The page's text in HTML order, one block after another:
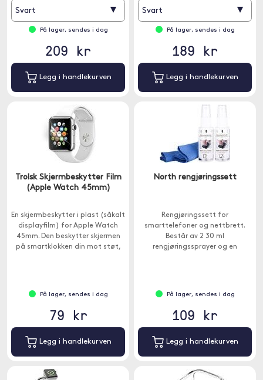
Svart ▾
På lager, sendes i dag
209 kr
Legg i handlekurven
Svart ▾
På lager, sendes i dag
189 kr
Legg i handlekurven
Trolsk Skjermbeskytter Film
(Apple Watch 45mm)
En skjermbeskytter i plast (såkalt
displayfilm) for Apple Watch
45mm. Den beskytter skjermen
på smartklokken din mot støt,
På lager, sendes i dag
79 kr
Legg i handlekurven
North rengjøringssett
Rengjøringssett for
smarttelefoner og nettbrett.
Består av 2 30 ml
rengjøringssprayer og en
På lager, sendes i dag
109 kr
Legg i handlekurven